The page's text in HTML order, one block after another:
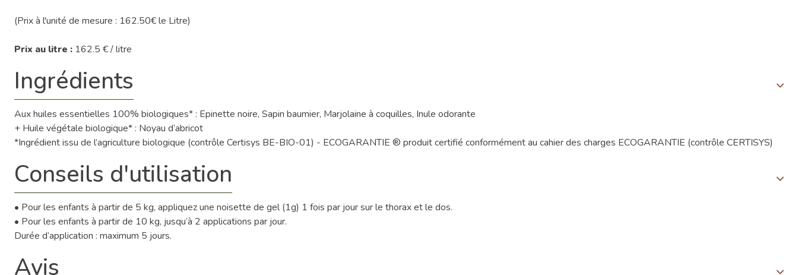
(Prix à l'unité de mesure : 162.50€ le Litre)
Prix au litre : 162.5 € / litre
Ingrédients
Aux huiles essentielles 100% biologiques* : Epinette noire, Sapin baumier, Marjolaine à coquilles, Inule odorante
+ Huile végétale biologique* : Noyau d’abricot
*Ingrédient issu de l’agriculture biologique (contrôle Certisys BE-BIO-01) - ECOGARANTIE ® produit certifié conformément au cahier des charges ECOGARANTIE (contrôle CERTISYS)
Conseils d'utilisation
• Pour les enfants à partir de 5 kg, appliquez une noisette de gel (1g) 1 fois par jour sur le thorax et le dos.
• Pour les enfants à partir de 10 kg, jusqu’à 2 applications par jour.
Durée d’application : maximum 5 jours.
Avis